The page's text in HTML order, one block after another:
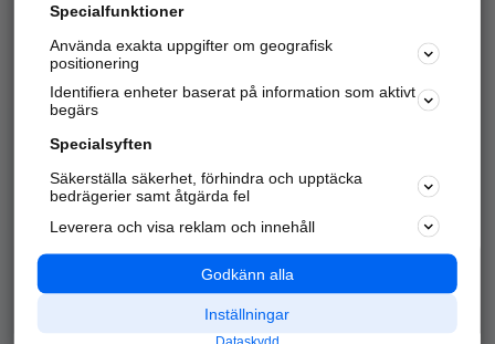
Kom igång och annonsera mot
samarbetspartners nära dig.
Alla kategorier
Populära sökningar
API & Kartor
Annonsera
Integritet
Nödnummer
Specialfunktioner
Använda exakta uppgifter om geografisk
positionering
Identifiera enheter baserat på information som aktivt
begärs
Specialsyften
Säkerställa säkerhet, förhindra och upptäcka
bedrägerier samt åtgärda fel
Leverera och visa reklam och innehåll
Godkänn alla
Inställningar
Dataskydd